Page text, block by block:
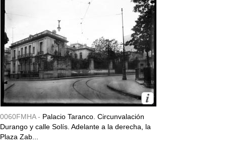
0060FMHA - Palacio Taranco. Circunvalación
Durango y calle Solís. Adelante a la derecha, la
Plaza Zab...